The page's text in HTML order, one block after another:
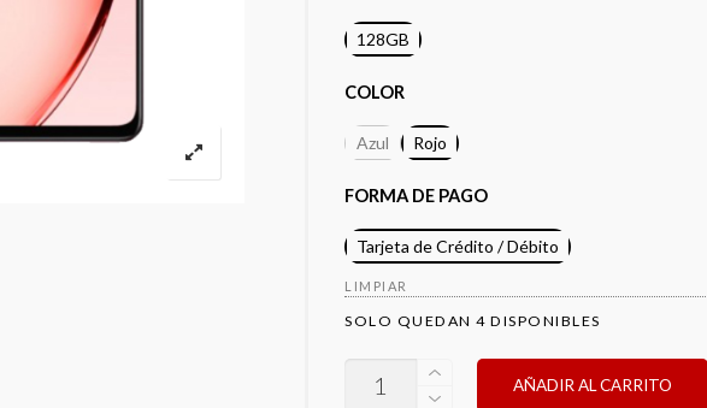
128GB
COLOR
Azul Rojo
FORMA DE PAGO
Tarjeta de Crédito / Débito
LIMPIAR
SOLO QUEDAN 4 DISPONIBLES
AÑADIR AL CARRITO